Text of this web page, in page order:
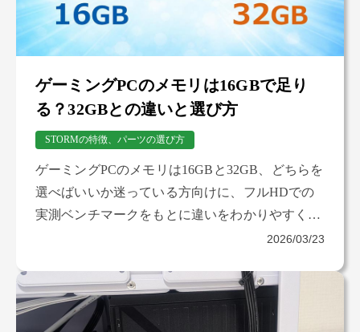
ゲーミングPCのメモリは16GBで足り
る？32GBとの違いと選び方
STORMの特徴、パーツの選び方
ゲーミングPCのメモリは16GBと32GB、どちらを
選べばいいか迷っている方向けに、フルHDでの
実測ベンチマークをもとに違いをわかりやすく解
説します。DDR4・DDR5それぞれの結果も紹介
2026/03/23